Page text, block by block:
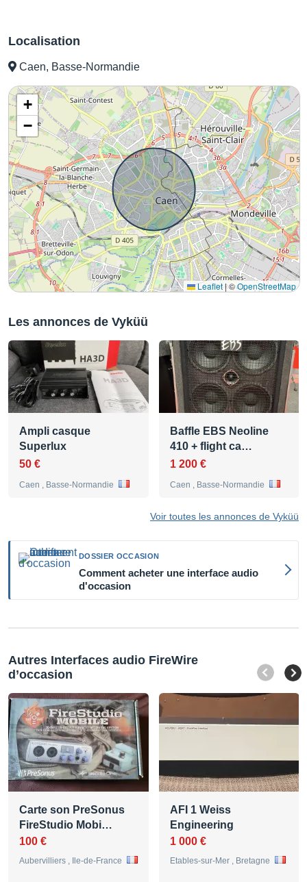
Localisation
Caen, Basse-Normandie
+
−
Leaflet|©OpenStreetMap
Les annonces de Vyküü
Ampli casque
Superlux
50 €
Caen , Basse-Normandie
Baffle EBS Neoline
410 + flight ca…
1 200 €
Caen , Basse-Normandie
Voir toutes les annonces de Vyküü
DOSSIER OCCASION
Comment acheter une interface audio
d'occasion
Autres Interfaces audio FireWire
d’occasion
Carte son PreSonus
FireStudio Mobi…
100 €
Aubervilliers , Ile-de-France
AFI 1 Weiss
Engineering
1 000 €
Etables-sur-Mer , Bretagne